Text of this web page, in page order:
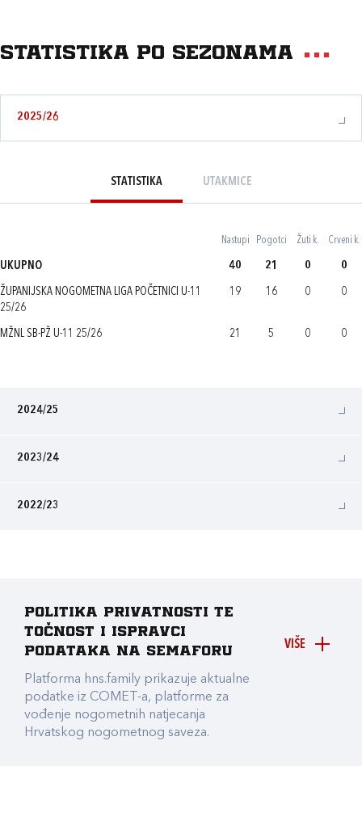
Statistika po sezonama
2025/26
STATISTIKA UTAKMICE
Nastupi Pogotci Žuti k. Crveni k.
UKUPNO 40 21 0 0
ŽUPANIJSKA NOGOMETNA LIGA POČETNICI U-11
25/26
19 16 0 0
MŽNL SB-PŽ U-11 25/26 21 5 0 0
2024/25
2023/24
2022/23
VIŠE
Politika privatnosti te
točnost i ispravci
podataka na Semaforu
Platforma hns.family prikazuje aktualne
podatke iz COMET-a, platforme za
vođenje nogometnih natjecanja
Hrvatskog nogometnog saveza.